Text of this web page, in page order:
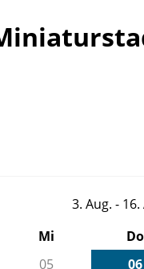
3. Aug. -
Mi Do
05 06